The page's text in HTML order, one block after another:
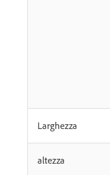
Larghezza
altezza